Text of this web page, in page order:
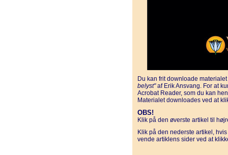
Du kan frit downloade materialet
belyst"af Erik Ansvang. For at
Acrobat Reader, som du kan
Materialet downloades ved at
OBS!
Klik på den øverste artikel til
Klik på den nederste artikel,
vende artiklens sider ved at